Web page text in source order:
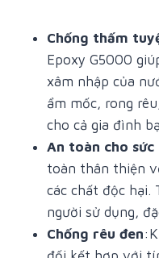
Chống thấm
Epoxy G5000
xâm nhập của
ẩm mốc, rong
cho cả gia đình
An toàn cho sức
toàn thân thiện
các chất độc hại.
người sử dụng,
Chống rêu đen